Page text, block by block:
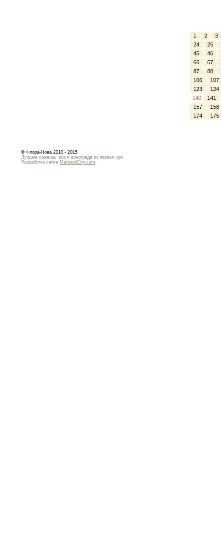
1 2
3
24
25
45
46
66
67
87
88
106
107
123
124
140
141
157
158
174
175
© Флора-Нова 2010 - 2015
Лучшие саженцы роз и винограда из первых рук
Разработка сайта MariupolCity.com